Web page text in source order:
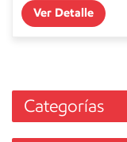
Ver Detalle
Categorías